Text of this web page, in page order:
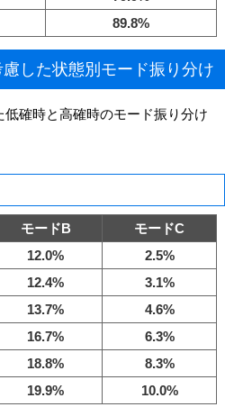
89.8%
した状態別モード振り分け
確時と高確時のモード振り分け
モードB
モードC
12.0%
2.5%
12.4%
3.1%
13.7%
4.6%
16.7%
6.3%
18.8%
8.3%
19.9% 10.0%